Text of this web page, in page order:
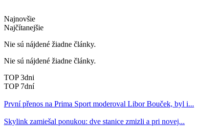
Najnovšie
Najčítanejšie
Nie sú nájdené žiadne články.
Nie sú nájdené žiadne články.
TOP 3dni
TOP 7dní
První přenos na Prima Sport moderoval Libor Bouček, byl i...
Skylink zamiešal ponukou: dve stanice zmizli a pri novej...